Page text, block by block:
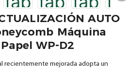
AUTO
Máquina
WP-D2
recientemente mejorada adopta un